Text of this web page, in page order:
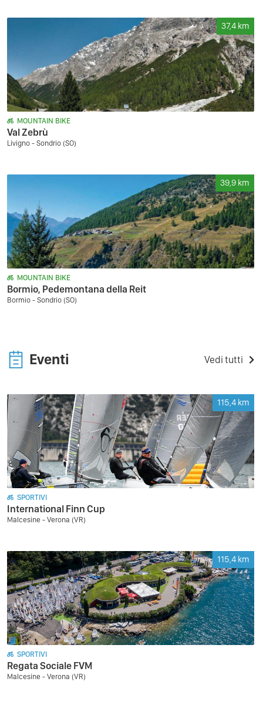
37,4 km
MOUNTAIN BIKE
Val Zebrù
Livigno - Sondrio (SO)
39,9 km
MOUNTAIN BIKE
Bormio, Pedemontana della Reit
Bormio - Sondrio (SO)
Eventi Vedi tutti
115,4 km
SPORTIVI
International Finn Cup
Malcesine - Verona (VR)
115,4 km
SPORTIVI
Regata Sociale FVM
Malcesine - Verona (VR)